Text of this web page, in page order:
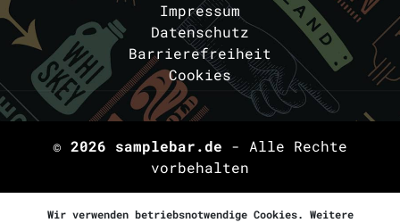
Impressum
Datenschutz
Barrierefreiheit
Cookies
© 2026 samplebar.de - Alle Rechte
vorbehalten
Wir verwenden betriebsnotwendige Cookies. Weitere